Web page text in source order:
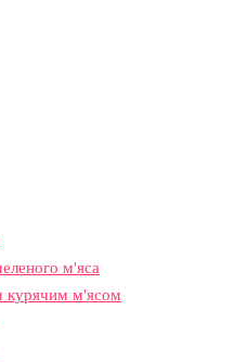
м'яса
курячим м'ясом